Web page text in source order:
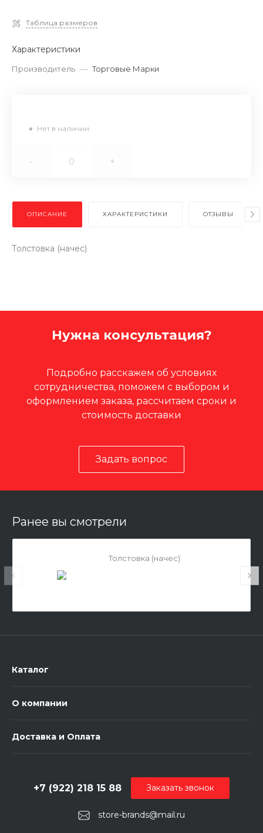
Таблица размеров
Характеристики
Производитель — Торговые Марки
Нет в наличии
- +
ОПИСАНИЕ ХАРАКТЕРИСТИКИ ОТЗЫВЫ
Толстовка (начес)
Нужна консультация?
Подробно расскажем об условиях
сотрудничества, поможем с выбором и
оформлением заказа, рассчитаем сроки и
стоимость доставки
Задать вопрос
Ранее вы смотрели
Толстовка (начес)
Каталог
О компании
Доставка и Оплата
store-brands@mail.ru
+7 (922) 218 15 88 Заказать звонок